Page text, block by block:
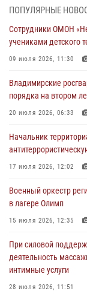
смену в детском
27 июля 2026, 16:43
Владимирские
20 июля 2026, 06:33
Военнослужащий
105-летию
19 июля 2026, 11:17
17 июля 2026, 12:02
в лагере Олимп
15 июля 2026, 12:35
ПОПУЛЯРНЫЕ
Сотрудники ОМОН
учениками детского
09 июля 2026, 11:30
Владимирские
порядка на втором
20 июля 2026, 06:33
Начальник
17 июля 2026, 12:02
Военный оркестр
в лагере Олимп
15 июля 2026, 12:35
При силовой
деятельность
интимные услуги
28 июля 2026, 11:51